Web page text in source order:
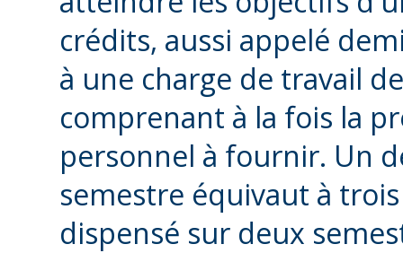
crédits, aussi appelé
à une charge de travail
comprenant à la fois la
personnel à fournir. Un
semestre équivaut à
dispensé sur deux